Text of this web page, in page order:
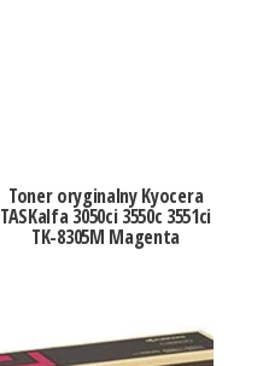
Toner oryginalny Kyocera
TASKalfa 3050ci 3550c 3551ci
TK-8305M Magenta